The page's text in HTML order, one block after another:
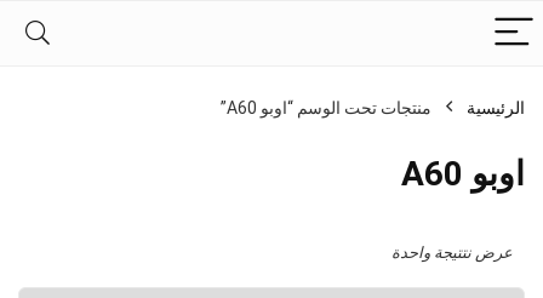
الرئيسية منتجات تحت الوسم “اوبو A60”
اوبو A60
عرض نتتيجة واحدة